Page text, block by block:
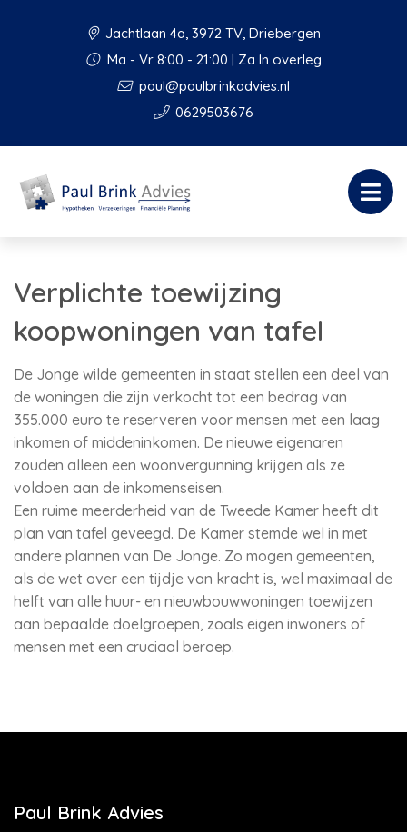
Jachtlaan 4a, 3972 TV, Driebergen
Ma - Vr 8:00 - 21:00 | Za In overleg
paul@paulbrinkadvies.nl
0629503676
Verplichte toewijzing
koopwoningen van tafel
De Jonge wilde gemeenten in staat stellen een deel van
de woningen die zijn verkocht tot een bedrag van
355.000 euro te reserveren voor mensen met een laag
inkomen of middeninkomen. De nieuwe eigenaren
zouden alleen een woonvergunning krijgen als ze
voldoen aan de inkomenseisen.
Een ruime meerderheid van de Tweede Kamer heeft dit
plan van tafel geveegd. De Kamer stemde wel in met
andere plannen van De Jonge. Zo mogen gemeenten,
als de wet over een tijdje van kracht is, wel maximaal de
helft van alle huur- en nieuwbouwwoningen toewijzen
aan bepaalde doelgroepen, zoals eigen inwoners of
mensen met een cruciaal beroep.
Paul Brink Advies